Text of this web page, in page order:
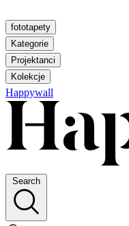
fototapety
Kategorie
Projektanci
Kolekcje
Happywall
Search